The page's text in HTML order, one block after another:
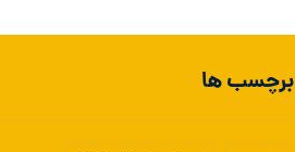
برچسب ها